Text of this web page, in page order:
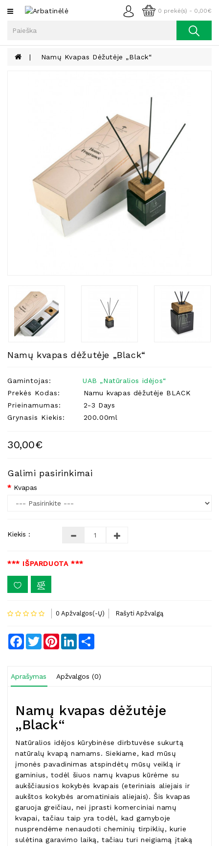
0 prekė(s) - 0,00€
Kategorijos
Kava
Saldėsiai
Saldėsiai
Gurmanams
Aliejai
Kosmetika
Higienos
Priemonės
Kūdikiams
Reikalai
Indai
Namų Kvapas Dėžutėje „Black“
Namų kvapas dėžutėje „Black“
Gamintojas:
UAB „Natūralios idėjos“
Prekės Kodas:
Namu kvapas dėžutėje BLACK
Prieinamumas:
2-3 Days
Grynasis Kiekis:
200.00ml
30,00€
Galimi pasirinkimai
Kvapas
Kiekis :
*** IŠPARDUOTA ***
0 Apžvalgos(-Ų) Rašyti Apžvalgą
Facebook
TwitterPinterestLinkedIn
Aprašymas Apžvalgos (0)
Namų kvapas dėžutėje
„Black“
Natūralios idėjos kūrybinėse dirbtuvėse sukurtą
natūralų kvapą namams. Siekiame, kad mūsų
įmonės pavadinimas atspindėtų mūsų veiklą ir
gaminius, todėl šiuos namų kvapus kūrėme su
aukščiausios kokybės kvapais (eteriniais aliejais ir
aukštos kokybės aromatiniais aliejais). Šis kvapas
garuoja greičiau, nei įprasti komerciniai namų
kvapai, tačiau taip yra todėl, kad gamyboje
nusprendėme nenaudoti cheminių tirpiklių, kurie
sulėtina garavimo laiką, tačiau turi neigiamą įtaką